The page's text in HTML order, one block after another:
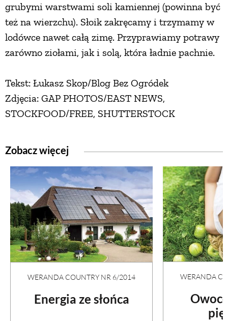
grubymi warstwami soli kamiennej (powinna być
też na wierzchu). Słoik zakręcamy i trzymamy w
lodówce nawet całą zimę. Przyprawiamy potrawy
zarówno ziołami, jak i solą, która ładnie pachnie.
Tekst: Łukasz Skop/Blog Bez Ogródek
Zdjęcia: GAP PHOTOS/EAST NEWS,
STOCKFOOD/FREE, SHUTTERSTOCK
Zobacz więcej
WERANDA COUNTRY NR 6/2014
Energia ze słońca
WERANDA
NATURALNA APTECZKA
DLA DOMU
EKO ŻYCIE
PRZYRODA
ZWIERZĘTA DOMOWE
ZWIERZĘTA W NATURZE
GRZYBY
KRAJOBRAZ
RĘKODZIEŁO
RZEMIOSŁO